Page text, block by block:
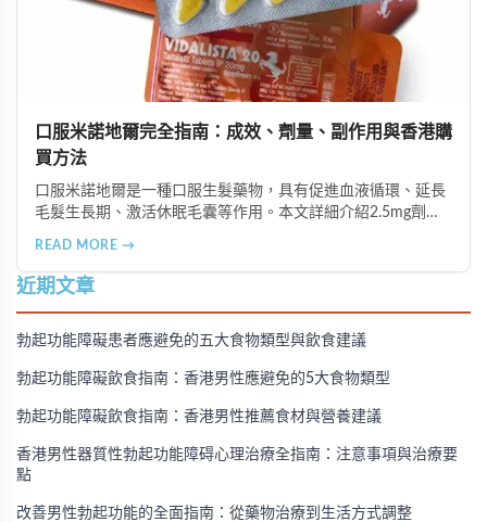
口服米諾地爾完全指南：成效、劑量、副作用與香港購
買方法
口服米諾地爾是一種口服生髮藥物，具有促進血液循環、延長
毛髮生長期、激活休眠毛囊等作用。本文詳細介紹2.5mg劑量
購買方法，並提供真實用戶經驗分享。
READ MORE →
近期文章
勃起功能障礙患者應避免的五大食物類型與飲食建議
勃起功能障礙飲食指南：香港男性應避免的5大食物類型
勃起功能障礙飲食指南：香港男性推薦食材與營養建議
香港男性器質性勃起功能障碍心理治療全指南：注意事項與治療要
點
改善男性勃起功能的全面指南：從藥物治療到生活方式調整